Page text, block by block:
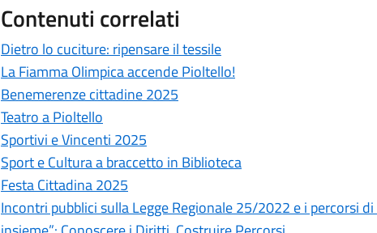
Contenuti correlati
Dietro lo cuciture: ripensare il tessile
La Fiamma Olimpica accende Pioltello!
Benemerenze cittadine 2025
Teatro a Pioltello
Sportivi e Vincenti 2025
Sport e Cultura a braccetto in Biblioteca
Festa Cittadina 2025
Incontri pubblici sulla Legge Regionale 25/2022 e i percorsi